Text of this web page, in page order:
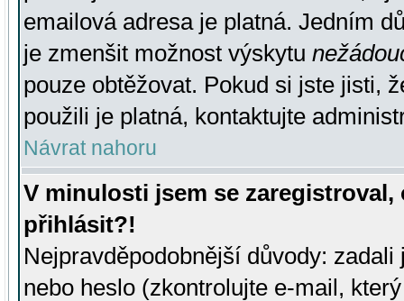
emailová adresa je platná. Jedním
je zmenšit možnost výskytu
pouze obtěžovat. Pokud si jste jisti,
použili je platná, kontaktujte
Návrat nahoru
V minulosti jsem se
přihlásit?!
Nejpravděpodobnější důvody:
nebo heslo (zkontrolujte e-mail,